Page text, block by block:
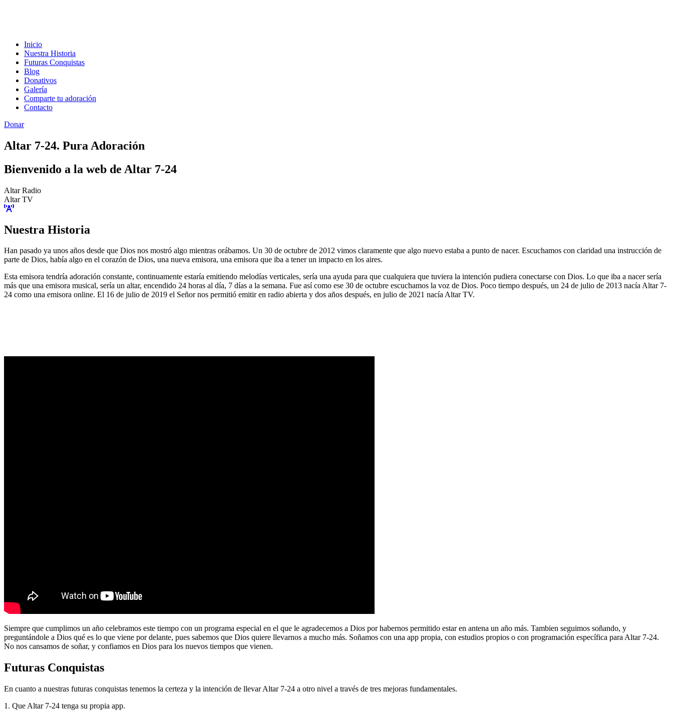
Inicio
Nuestra Historia
Futuras Conquistas
Blog
Donativos
Galería
Comparte tu adoración
Contacto
Donar
Altar 7-24. Pura Adoración
Bienvenido a la web de Altar 7-24
Altar Radio
Altar TV
Nuestra Historia
Han pasado ya unos años desde que Dios nos mostró algo mientras orábamos. Un 30 de octubre de 2012 vimos claramente que algo nuevo estaba a punto de nacer. Escuchamos con claridad una instrucción de
parte de Dios, había algo en el corazón de Dios, una nueva emisora, una emisora que iba a tener un impacto en los aires.
Esta emisora tendría adoración constante, continuamente estaría emitiendo melodías verticales, sería una ayuda para que cualquiera que tuviera la intención pudiera conectarse con Dios. Lo que iba a nacer sería
más que una emisora musical, sería un altar, encendido 24 horas al día, 7 días a la semana. Fue así como ese 30 de octubre escuchamos la voz de Dios. Poco tiempo después, un 24 de julio de 2013 nacía Altar 7-
24 como una emisora online. El 16 de julio de 2019 el Señor nos permitió emitir en radio abierta y dos años después, en julio de 2021 nacía Altar TV.
Siempre que cumplimos un año celebramos este tiempo con un programa especial en el que le agradecemos a Dios por habernos permitido estar en antena un año más. Tambien seguimos soñando, y
preguntándole a Dios qué es lo que viene por delante, pues sabemos que Dios quiere llevarnos a mucho más. Soñamos con una app propia, con estudios propios o con programación específica para Altar 7-24.
No nos cansamos de soñar, y confiamos en Dios para los nuevos tiempos que vienen.
Futuras Conquistas
En cuanto a nuestras futuras conquistas tenemos la certeza y la intención de llevar Altar 7-24 a otro nivel a través de tres mejoras fundamentales.
1. Que Altar 7-24 tenga su propia app.